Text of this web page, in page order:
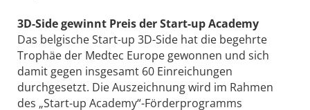
3D-Side gewinnt Preis der Start-up Academy
Das belgische Start-up 3D-Side hat die begehrte
Trophäe der Medtec Europe gewonnen und sich
damit gegen insgesamt 60 Einreichungen
durchgesetzt. Die Auszeichnung wird im Rahmen
des „Start-up Academy“-Förderprogramms